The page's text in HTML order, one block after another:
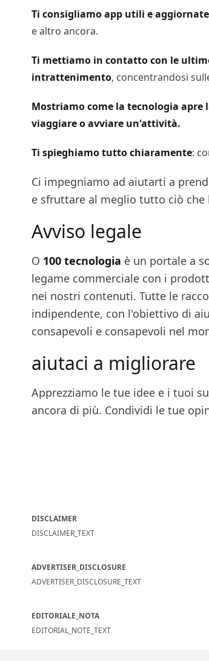
Ti consigliamo app utili e aggiornate
e altro ancora.
Ti mettiamo in contatto con le
intrattenimento, concentrandosi
Mostriamo come la tecnologia apre
viaggiare o avviare un'attività.
Ti spieghiamo tutto chiaramente:
Ci impegniamo ad aiutarti a
e sfruttare al meglio tutto ciò
Avviso legale
O 100 tecnologia è un portale a
legame commerciale con i
nei nostri contenuti. Tutte le
indipendente, con l'obiettivo di
consapevoli e consapevoli nel
aiutaci a migliorare
Apprezziamo le tue idee e i tuoi
ancora di più. Condividi le tue
DISCLAIMER
DISCLAIMER_TEXT
ADVERTISER_DISCLOSURE
ADVERTISER_DISCLOSURE_TEXT
EDITORIALE_NOTA
EDITORIAL_NOTE_TEXT